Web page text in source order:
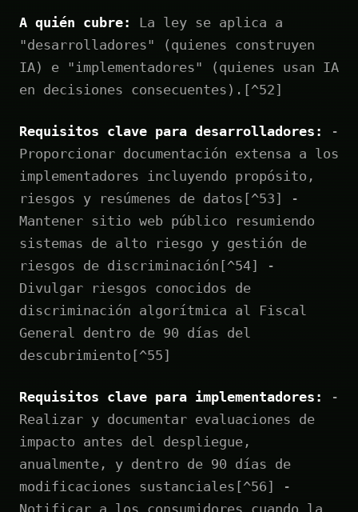
A quién cubre:
La ley se aplica a
"desarrolladores" (quienes construyen
IA) e "implementadores" (quienes usan IA
en decisiones consecuentes).[^52]
Requisitos clave para desarrolladores:
-
Proporcionar documentación extensa a los
implementadores incluyendo propósito,
riesgos y resúmenes de datos[^53] -
Mantener sitio web público resumiendo
sistemas de alto riesgo y gestión de
riesgos de discriminación[^54] -
Divulgar riesgos conocidos de
discriminación algorítmica al Fiscal
General dentro de 90 días del
descubrimiento[^55]
Requisitos clave para implementadores:
-
Realizar y documentar evaluaciones de
impacto antes del despliegue,
anualmente, y dentro de 90 días de
modificaciones sustanciales[^56] -
Notificar a los consumidores cuando la